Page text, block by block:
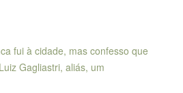
fui à cidade, mas confesso que
Gagliastri, aliás, um